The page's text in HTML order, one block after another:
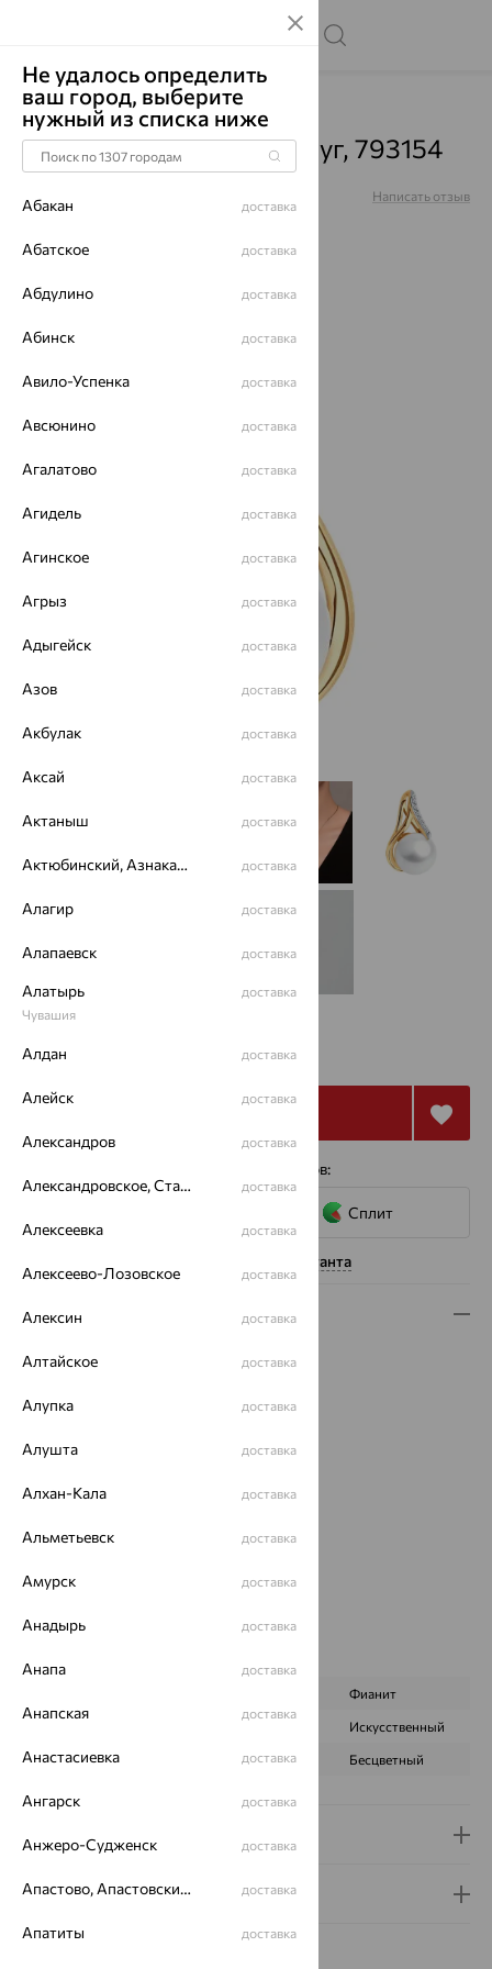
Главная Каталог Подвески
Подвеска, золото, жемчуг, 793154
Написать отзыв
от 13 949 38 748₽
Купить
с помощью сервисов:
Сплит
Нужна помощь консультанта
Описание
Вид изделия:
Металл:
Проба:585
Вид вставки:
Цвет вставки:
Наименование цвета вставки:
Белый
Фианит
Искусственный
ЦВЕТ Белый Бесцветный
Доставка и оплата
Гарантия и возврат
Не удалось определить
ваш город, выберите
нужный из списка ниже
Абакан доставка
Абатское доставка
Абдулино доставка
Абинск доставка
Авило-Успенка доставка
Авсюнино доставка
Агалатово доставка
Агидель доставка
Агинское доставка
Агрыз доставка
Адыгейск доставка
Азов доставка
Акбулак доставка
Аксай доставка
Актаныш доставка
Актюбинский, Азнакаевский район доставка
Алагир доставка
Алапаевск доставка
Алатырь
Чувашия
доставка
Алдан доставка
Алейск доставка
Александров доставка
Александровское, Ставропольский край доставка
Алексеевка доставка
Алексеево-Лозовское доставка
Алексин доставка
Алтайское доставка
Алупка доставка
Алушта доставка
Алхан-Кала доставка
Альметьевск доставка
Амурск доставка
Анадырь доставка
Анапа доставка
Анапская доставка
Анастасиевка доставка
Ангарск доставка
Анжеро-Судженск доставка
Апастово, Апастовский район доставка
Апатиты доставка